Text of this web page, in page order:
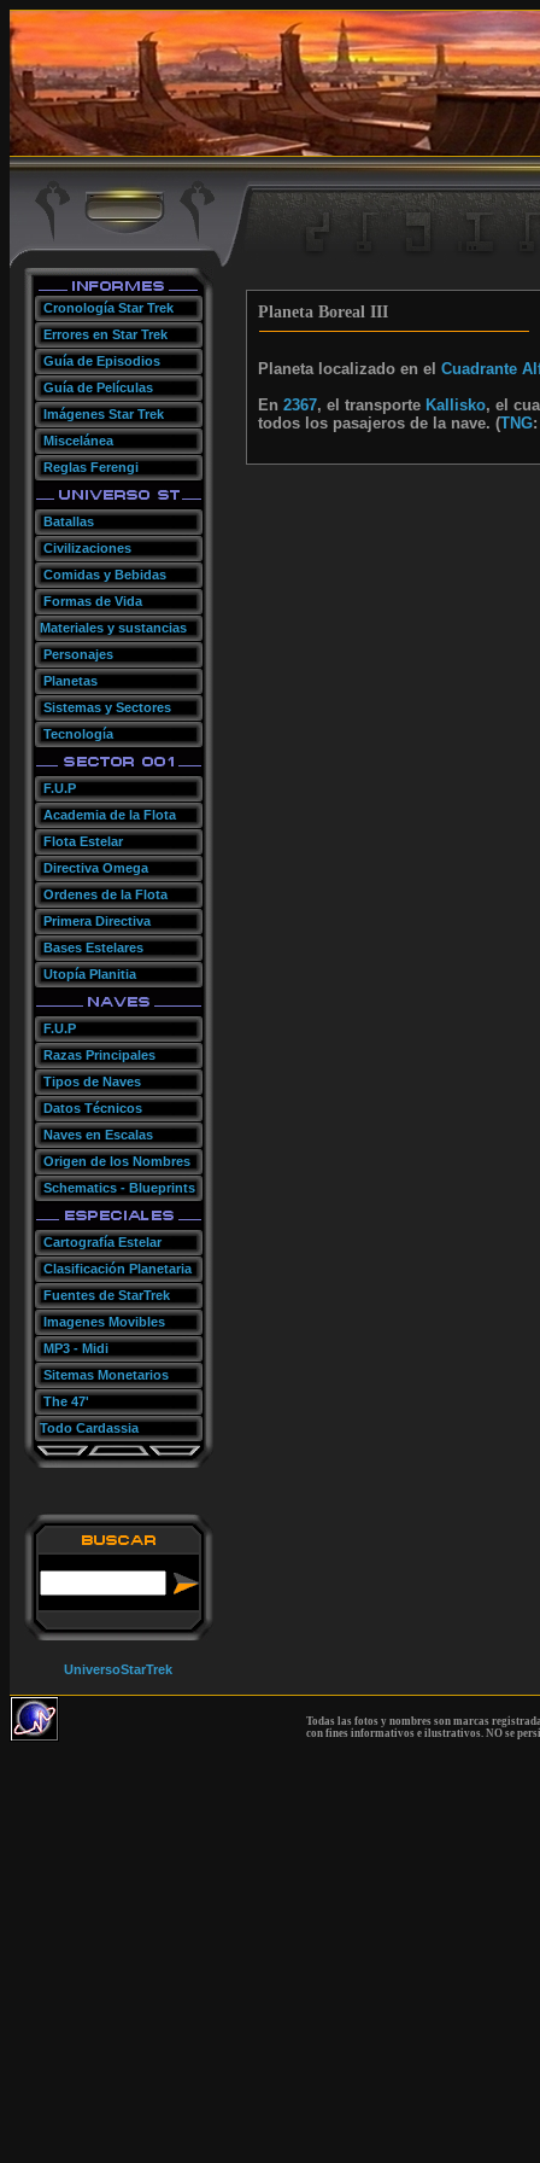
Cronología Star Trek
Errores en Star Trek
Guía de Episodios
Guía de Películas
Imágenes Star Trek
Miscelánea
Reglas Ferengi
Batallas
Civilizaciones
Comidas y Bebidas
Formas de Vida
Materiales y sustancias
Personajes
Planetas
Sistemas y Sectores
Tecnología
F.U.P
Academia de la Flota
Flota Estelar
Directiva Omega
Ordenes de la Flota
Primera Directiva
Bases Estelares
Utopía Planitia
F.U.P
Razas Principales
Tipos de Naves
Datos Técnicos
Naves en Escalas
Origen de los Nombres
Schematics - Blueprints
Cartografía Estelar
Clasificación Planetaria
Fuentes de StarTrek
Imagenes Movibles
MP3 - Midi
Sitemas Monetarios
The 47'
Todo Cardassia
UniversoStarTrek
Planeta Boreal III
Planeta localizado en elCuadrante
En2367, el transporte Kallisko, el
todos los pasajeros de la nave. (TNG
Todas las fotos y nombres son marcas
con fines informativos e ilustrativos. NO se